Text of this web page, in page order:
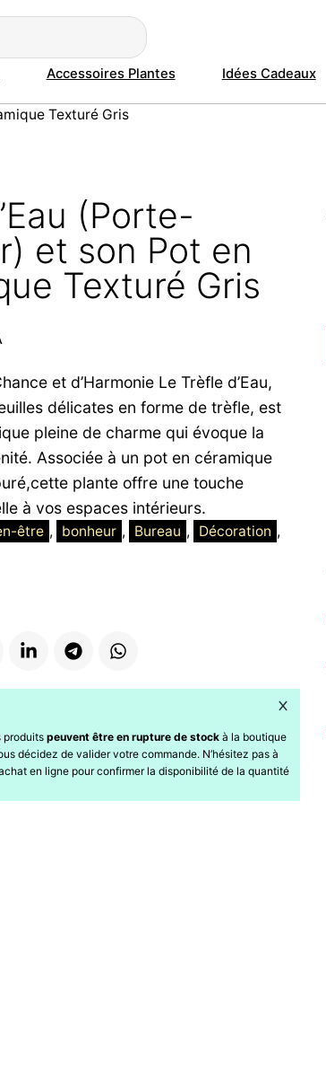
Accessoires Plantes Idées Cadeaux
Texturé Gris
(Porte-
et son Pot en
Texturé Gris
et d’Harmonie Le Trèfle d’Eau,
délicates en forme de trèfle, est
pleine de charme qui évoque la
Associée à un pot en céramique
plante offre une touche
à vos espaces intérieurs.
être , bonheur , Bureau , Décoration
produitspeuvent être en rupture de stock à la boutique
décidez de valider votre commande. N’hésitez pas à
en ligne pour confirmer la disponibilité de la quantité